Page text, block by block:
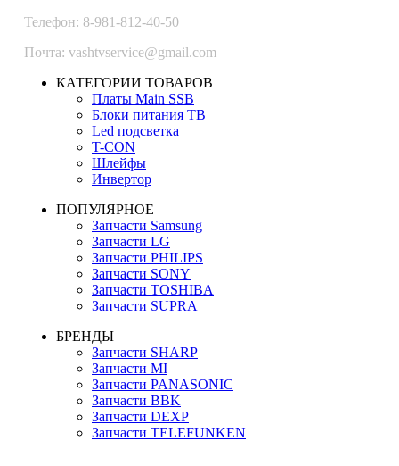
Телефон: 8-981-812-40-50
Почта: vashtvservice@gmail.com
КАТЕГОРИИ ТОВАРОВ
Платы Main SSB
Блоки питания ТВ
Led подсветка
T-CON
Шлейфы
Инвертор
ПОПУЛЯРНОЕ
Запчасти Samsung
Запчасти LG
Запчасти PHILIPS
Запчасти SONY
Запчасти TOSHIBA
Запчасти SUPRA
БРЕНДЫ
Запчасти SHARP
Запчасти MI
Запчасти PANASONIC
Запчасти BBK
Запчасти DEXP
Запчасти TELEFUNKEN